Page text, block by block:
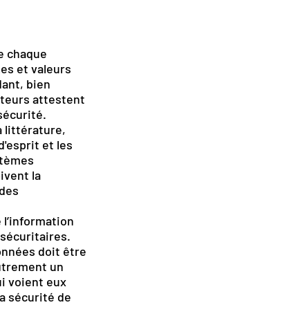
chaque
et valeurs
bien
attestent
littérature,
et les
la
doit être
un
voient eux
sécurité de